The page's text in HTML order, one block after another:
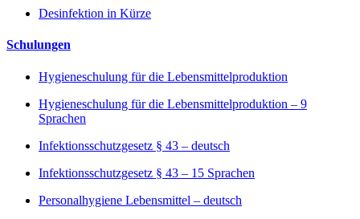
Desinfektion in Kürze
Schulungen
Hygieneschulung für die Lebensmittelproduktion
Hygieneschulung für die Lebensmittelproduktion – 9
Sprachen
Infektionsschutzgesetz § 43 – deutsch
Infektionsschutzgesetz § 43 – 15 Sprachen
Personalhygiene Lebensmittel – deutsch